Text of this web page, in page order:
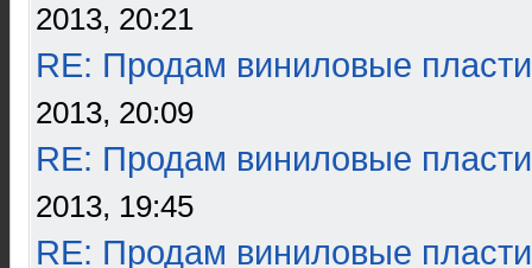
2013, 20:21
RE: Продам виниловые
2013, 20:09
RE: Продам виниловые
2013, 19:45
RE: Продам виниловые